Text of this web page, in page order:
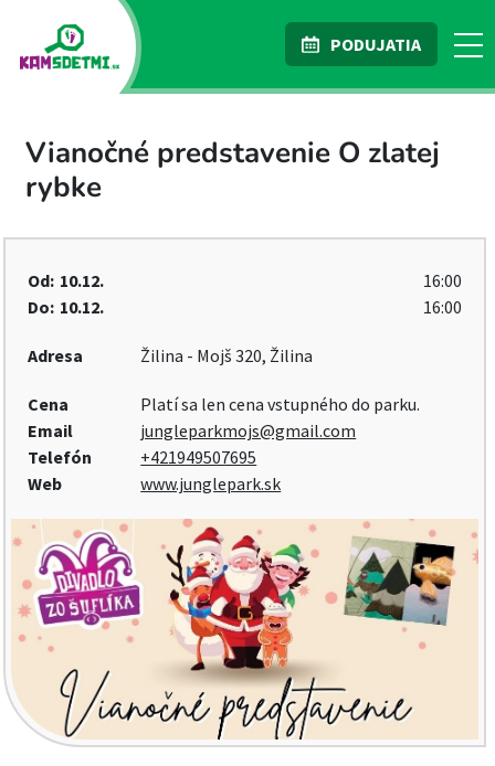
PODUJATIA
Vianočné predstavenie O zlatej
rybke
Od: 10.12.
16:00
Do: 10.12. 16:00
Adresa Žilina - Mojš 320, Žilina
Cena
Platí sa len cena vstupného do parku.
Email
jungleparkmojs@gmail.com
Telefón
+421949507695
Web
www.junglepark.sk